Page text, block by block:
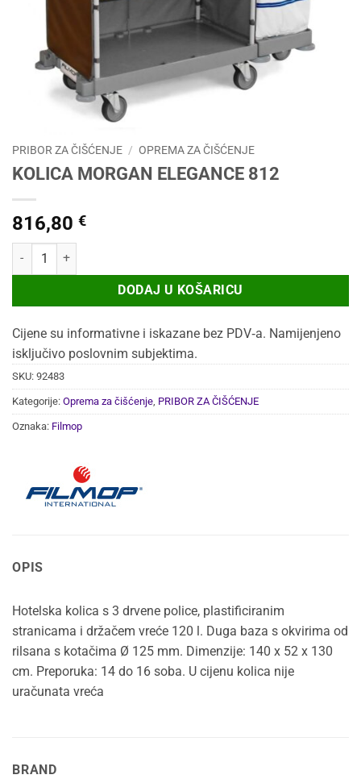
PRIBOR ZA ČIŠĆENJE / OPREMA ZA ČIŠĆENJE
KOLICA MORGAN ELEGANCE 812
816,80 €
KOLICA MORGAN ELEGANCE 812 količina
DODAJ U KOŠARICU
Cijene su informativne i iskazane bez PDV‑a. Namijenjeno
isključivo poslovnim subjektima.
SKU: 92483
Kategorije: Oprema za čišćenje PRIBOR ZA ČIŠĆENJE
Oznaka: Filmop
OPIS
Hotelska kolica s 3 drvene police, plastificiranim
stranicama i držačem vreće 120 l. Duga baza s okvirima od
rilsana s kotačima Ø 125 mm. Dimenzije: 140 x 52 x 130
cm. Preporuka: 14 do 16 soba. U cijenu kolica nije
uračunata vreća
BRAND